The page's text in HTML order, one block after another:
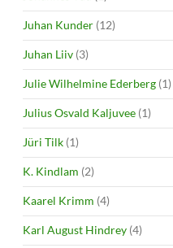
Juhan Kunder (12)
Juhan Liiv (3)
Julie Wilhelmine Ederberg (1)
Julius Osvald Kaljuvee (1)
Jüri Tilk (1)
K. Kindlam (2)
Kaarel Krimm (4)
Karl August Hindrey (4)